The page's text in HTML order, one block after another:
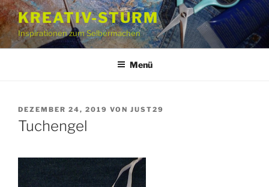
Zum
Inhalt
springen
KREATIV-STURM
Inspirationen zum Selbermachen
Menü
VERÖFFENTLICHT
AM
DEZEMBER 24, 2019 VON JUST29
Tuchengel